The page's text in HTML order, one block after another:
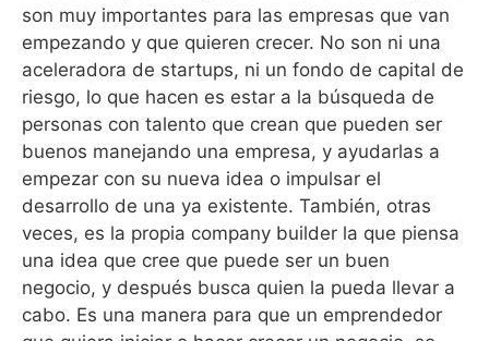
son muy importantes para las empresas que van
empezando y que quieren crecer. No son ni una
aceleradora de startups, ni un fondo de capital de
riesgo, lo que hacen es estar a la búsqueda de
personas con talento que crean que pueden ser
buenos manejando una empresa, y ayudarlas a
empezar con su nueva idea o impulsar el
desarrollo de una ya existente. También, otras
veces, es la propia company builder la que piensa
una idea que cree que puede ser un buen
negocio, y después busca quien la pueda llevar a
cabo. Es una manera para que un emprendedor